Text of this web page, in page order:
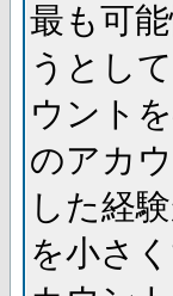
最も可
うとし
ウント
のアカ
した経
を小さ